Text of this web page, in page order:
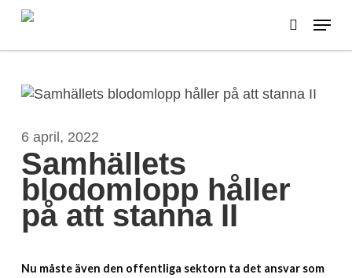
Skip
main
search
Menu
6 april, 2022
Samhällets
blodomlopp håller
på att stanna II
Nu måste även den offentliga sektorn ta det ansvar som